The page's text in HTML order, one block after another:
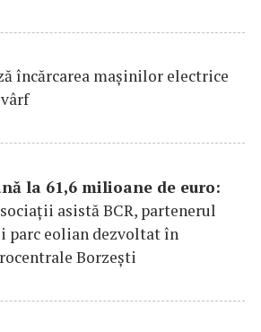
încărcarea maşinilor electrice
la 61,6 milioane de euro:
asistă BCR, partenerul
parc eolian dezvoltat în
Borzești